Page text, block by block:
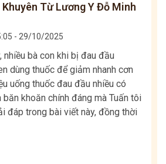
Khuyên Từ Lương Y Đỗ Minh
- 29/10/2025
nhiều bà con khi bị đau đầu
dùng thuốc để giảm nhanh cơn
uống thuốc đau đầu nhiều có
khoăn chính đáng mà Tuấn tôi
đáp trong bài viết này, đồng thời